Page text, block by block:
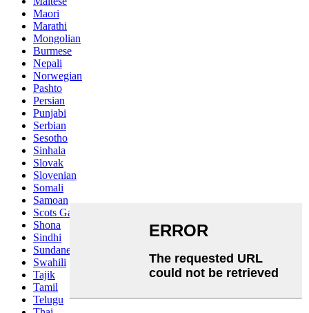
Maori
Marathi
Mongolian
Burmese
Nepali
Norwegian
Pashto
Persian
Punjabi
Serbian
Sesotho
Sinhala
Slovak
Slovenian
Somali
Samoan
Scots Gaelic
Shona
Sindhi
Sundanese
Swahili
Tajik
Tamil
Telugu